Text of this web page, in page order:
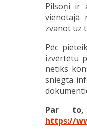
Pilsoņi ir
vienotajā
zvanot uz
Pēc
izvērtētu
netiks
sniegta
Par
https://